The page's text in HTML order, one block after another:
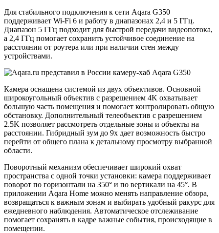
Для стабильного подключения к сети Aqara G350
поддерживает Wi-Fi 6 и работу в диапазонах 2,4 и 5 ГГц.
Диапазон 5 ГГц подходит для быстрой передачи видеопотока,
а 2,4 ГГц помогает сохранить устойчивое соединение на
расстоянии от роутера или при наличии стен между
устройствами.
Камера оснащена системой из двух объективов. Основной
широкоугольный объектив с разрешением 4K охватывает
большую часть помещения и помогает контролировать общую
обстановку. Дополнительный телеобъектив с разрешением
2.5K позволяет рассмотреть отдельные зоны и объекты на
расстоянии. Гибридный зум до 9x дает возможность быстро
перейти от общего плана к детальному просмотру выбранной
области.
Поворотный механизм обеспечивает широкий охват
пространства с одной точки установки: камера поддерживает
поворот по горизонтали на 350° и по вертикали на 45°. В
приложении Aqara Home можно менять направление обзора,
возвращаться к важным зонам и выбирать удобный ракурс для
ежедневного наблюдения. Автоматическое отслеживание
помогает сохранять в кадре важные события, происходящие в
помещении.